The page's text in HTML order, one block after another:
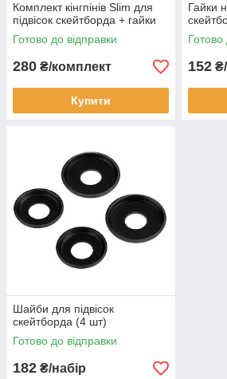
Комплект кінгпінів Slim для
підвісок скейтборда + гайки
Готово до відправки
280 ₴/комплект
Купити
Гайки
Готово
152
Шайби для підвісок
скейтборда (4 шт)
Готово до відправки
182 ₴/набір